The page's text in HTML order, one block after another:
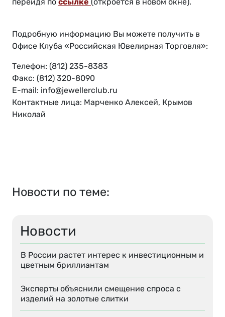
Новости
В России растет интерес к инвестиционным и
цветным бриллиантам
Эксперты объяснили смещение спроса с
изделий на золотые слитки
перейдя по ссылке (откроется в новом окне).
Подробную информацию Вы можете получить в
Офисе Клуба «Российская Ювелирная Торговля»:
Телефон: (812) 235-8383
Факс: (812) 320-8090
E-mail: info@jewellerclub.ru
Контактные лица: Марченко Алексей, Крымов
Николай
Новости по теме: